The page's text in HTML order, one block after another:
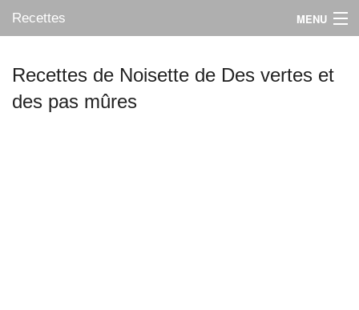
Recettes MENU
Mes blogs préférés
Recettes de Noisette de Des vertes et
des pas mûres